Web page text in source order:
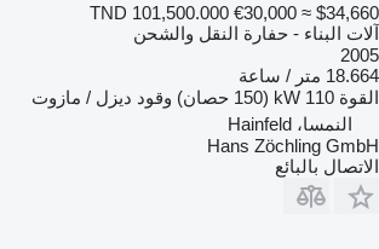
TND 101,500.000 €30,000 ≈ $34,660
آلات البناء - حفارة النقل والشحن
2005
18.664 متر / ساعة
القوة 110 kW (150 حصان) وقود ديزل / مازوت
النمسا، Hainfeld
Hans Zöchling GmbH
الاتصال بالبائع